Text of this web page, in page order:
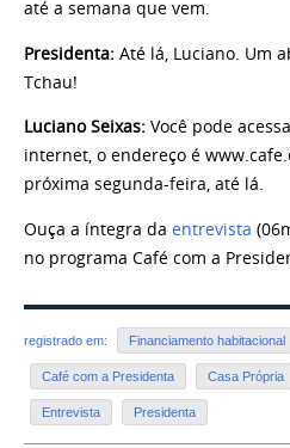
até a semana que vem.
Presidenta: Até lá, Luciano. Um
Tchau!
Luciano Seixas: Você pode
internet, o endereço é
próxima segunda-feira, até lá.
Ouça a íntegra da entrevista
no programa Café com a
registrado em: Financiamento habitacional
Café com a Presidenta Casa Própria
Entrevista Presidenta